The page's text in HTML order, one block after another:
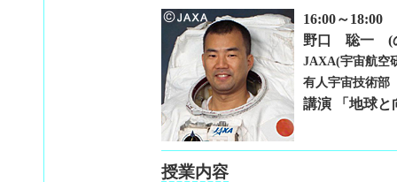
16:00～18:00
野口 聡一 (
JAXA(宇宙航空
有人宇宙技術
講演 「地球と
授業内容